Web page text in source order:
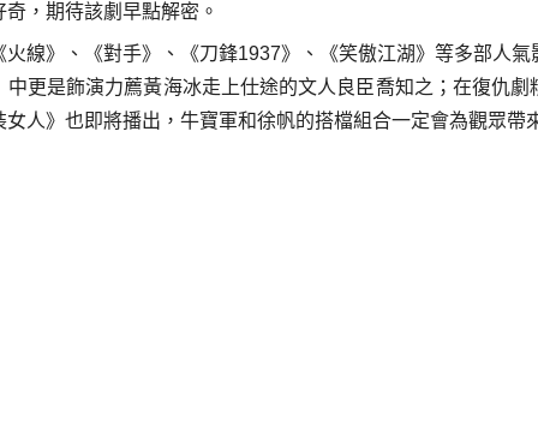
，期待該劇早點解密。
線》、《對手》、《刀鋒1937》、《笑傲江湖》等多部人氣
更是飾演力薦黃海冰走上仕途的文人良臣喬知之；在復仇
人》也即將播出，牛寶軍和徐帆的搭檔組合一定會為觀眾帶